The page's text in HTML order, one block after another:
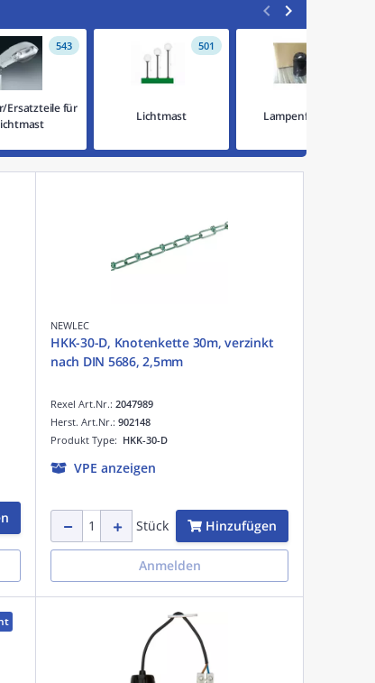
 
543
Ersatzteile für
501
Lichtmast Lampenfassung
NEWLEC
HKK-30-D, Knotenkette 30m, verzinkt
nach DIN 5686, 2,5mm
Rexel Art.Nr.: 2047989
Produkt Type: HKK-30-D
Herst. Art.Nr.: 902148
VPE anzeigen
Stück Hinzufügen
Anmelden